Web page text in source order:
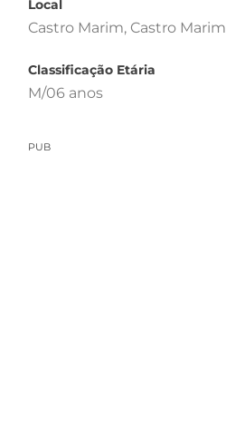
Local
Castro Marim, Castro Marim
Classificação Etária
M/06 anos
PUB